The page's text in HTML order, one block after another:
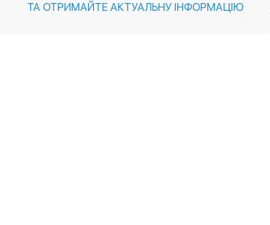
ТА ОТРИМАЙТЕ АКТУАЛЬНУ ІНФОРМАЦІЮ